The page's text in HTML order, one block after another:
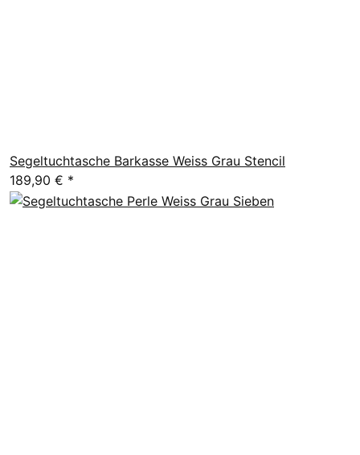
Segeltuchtasche Barkasse Weiss Grau Stencil
189,90 € *